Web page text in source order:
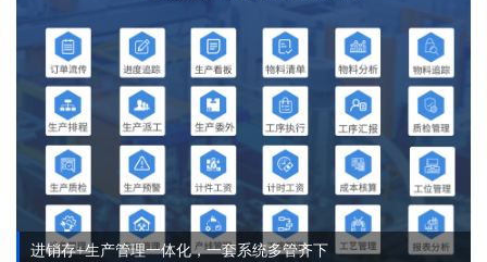
进销存+生产管理一体化，一套系统多管齐下